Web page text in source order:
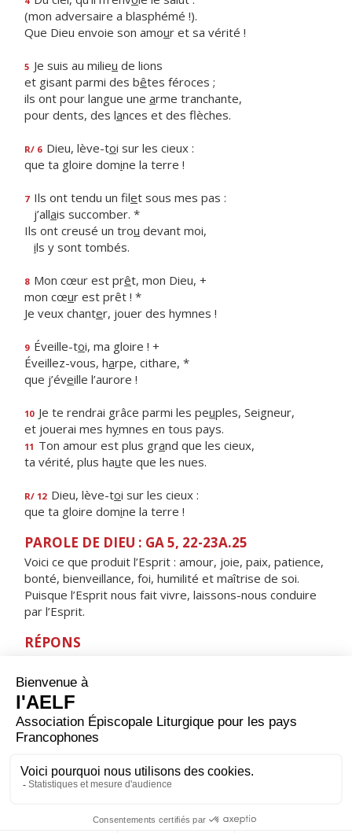
(mon adversaire a blasphémé !).
Que Dieu envoie son amour et sa vérité !
5 Je suis au milieu de lions
et gisant parmi des bêtes féroces ;
ils ont pour langue une arme tranchante,
pour dents, des lances et des flèches.
R/ 6 Dieu, lève-toi sur les cieux :
que ta gloire domine la terre !
7 Ils ont tendu un filet sous mes pas :
j’allais succomber. *
Ils ont creusé un trou devant moi,
ils y sont tombés.
8 Mon cœur est prêt, mon Dieu, +
mon cœur est prêt ! *
Je veux chanter, jouer des hymnes !
9 Éveille-toi, ma gloire ! +
Éveillez-vous, harpe, cithare, *
que j’éveille l’aurore !
10 Je te rendrai grâce parmi les peuples, Seigneur,
et jouerai mes hymnes en tous pays.
11 Ton amour est plus grand que les cieux,
ta vérité, plus haute que les nues.
R/ 12 Dieu, lève-toi sur les cieux :
que ta gloire domine la terre !
PAROLE DE DIEU : GA 5, 22-23A.25
Voici ce que produit l’Esprit : amour, joie, paix, patience,
bonté, bienveillance, foi, humilité et maîtrise de soi.
Puisque l’Esprit nous fait vivre, laissons-nous conduire
par l’Esprit.
RÉPONS
qu'il me guide en un pays de plaines.
ORAISON
Nous en appelons à toi, Seigneur, toi qui conduis ta
créature humaine à travers les conflits de ce monde :
que tous les hommes puissent vivre heureux et te